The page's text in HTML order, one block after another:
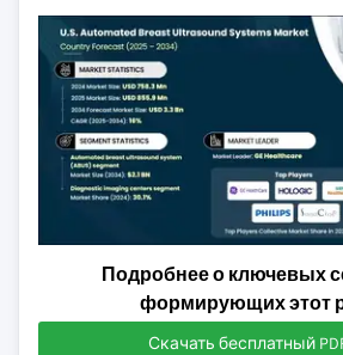
Подробнее о ключевых
формирующих этот
Скачать бесплатный